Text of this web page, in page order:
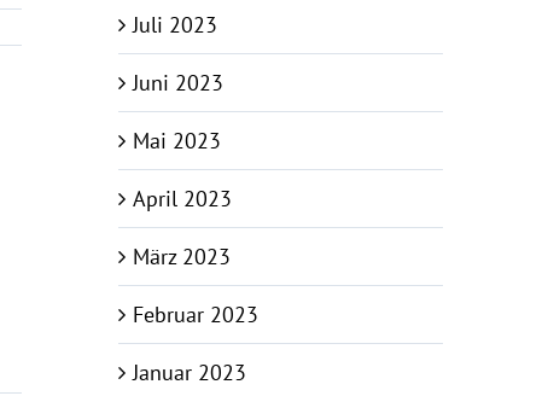
Juli 2023
Juni 2023
Mai 2023
April 2023
März 2023
Februar 2023
Januar 2023